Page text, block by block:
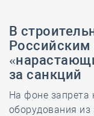
В
Российским
за санкций
На фоне запрета
оборудования